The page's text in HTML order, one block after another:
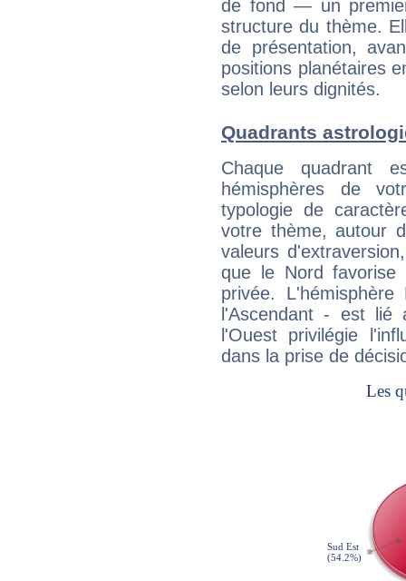
de fond — un
structure du thème.
de présentation,
positions planétaires
selon leurs dignités.
Quadrants
Chaque quadrant
hémisphères de
typologie de
votre thème, autour
valeurs
que le Nord favorise
privée.
l'Ascendant - est
l'Ouest privilégie
dans la prise de